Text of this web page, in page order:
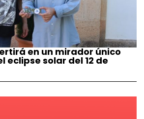
en un mirador único
eclipse solar del 12 de